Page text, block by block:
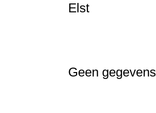
Elst
Geen gegevens